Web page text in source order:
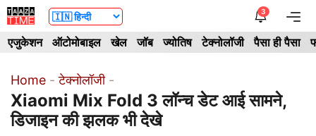
Skip
to
content
3
एजुकेशन ऑटोमोबाइल खेल जॉब ज्योतिष टेक्नोलॉजी पैसा ही पैसा
Home -टेक्नोलॉजी-
Xiaomi Mix Fold 3 लॉन्च डेट आई सामने,
डिजाइन की झलक भी देखे